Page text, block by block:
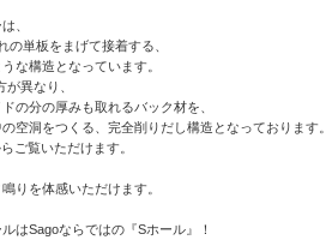
、
の単板をまげて接着する、
な構造となっています。
異なり、
の分の厚みも取れるバック材を、
空洞をつくる、完全削りだし構造となっております。
ご覧いただけます。
りを体感いただけます。
はSagoならではの『Sホール』！